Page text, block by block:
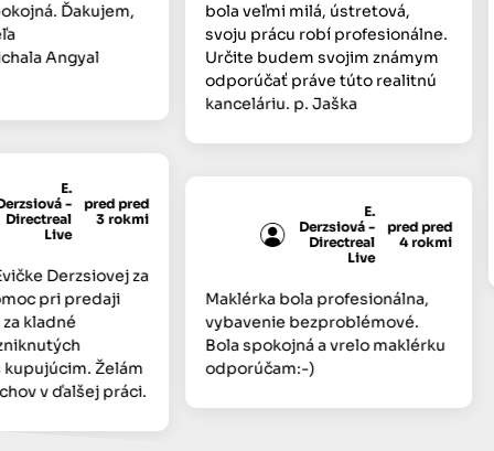
Ďakujem,
Angyal
-
Live
pred pred
3 rokmi
Derzsiovej za
pri predaji
kladné
Želám
v ďalšej práci.
bola veľmi milá, ústretová,
svoju prácu robí profesionálne.
Určite budem svojim známym
odporúčať práve túto realitnú
kanceláriu. p. Jaška
Derzsiová -
Directreal
Live
pred pred
4 rokmi
Maklérka bola profesionálna,
vybavenie bezproblémové.
Bola spokojná a vrelo maklérku
odporúčam:-)